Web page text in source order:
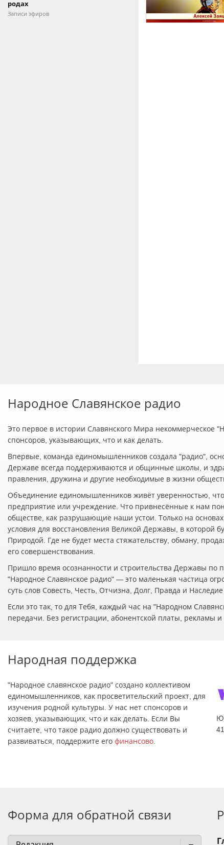
родах
Записи эфиров
Народное Славянское радио
Это первое в истории Славянского Мира некоммерческое
спонсоров, указывающих, что и как делать.
Впервые, команда единомышленников создала "радио",
Державе всегда поддерживаются и общинные школы, и
правления, дружина и другие необходимые в жизни
Объединение единомышленников живёт уверенностью,
предприятие или учреждение. Что привнесённые к нам
обществе, как разрушающие наши устои. Только на
условия для восстановления Великой Державы, в которой
Природой. Где не будет места стяжательству, обману,
его совершенствования.
Пришло время осознанности и строительства Державы по
"Народное Славянское радио" — это маленькая частица
суть слов Совесть, Честь, Отчизна, Долг, Правда и
Если это так, то для Тебя, каждый час на "Народном
передачи. Без регистрации, абонентской платы, рекламы и
Народная поддержка
"Народное славянское радио" создано коллективом
единомышленников, как просветительский проект, для
изучения родной культуры. У нас нет спонсоров и
хозяев, указывающих, что и как делать. Если Вы
считаете, что такое радио должно существовать и
развиваться, поддержите его финансово
Форма для обратной связи